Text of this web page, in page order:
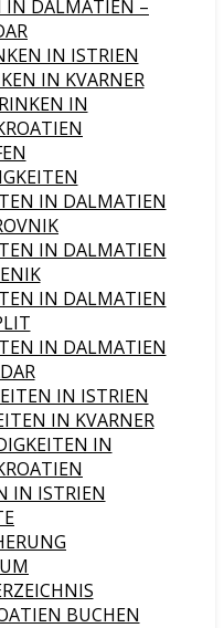
IN DALMATIEN –
IN ISTRIEN
IN KVARNER
IN
IN DALMATIEN
IN DALMATIEN
IN DALMATIEN
IN DALMATIEN
IN ISTRIEN
IN KVARNER
IN
IN ISTRIEN
BUCHEN